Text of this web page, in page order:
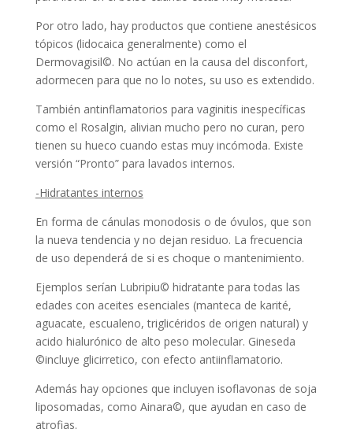
Por otro lado, hay productos que contiene anestésicos
tópicos (lidocaica generalmente) como el
Dermovagisil©. No actúan en la causa del disconfort,
adormecen para que no lo notes, su uso es extendido.
También antinflamatorios para vaginitis inespecíficas
como el Rosalgin, alivian mucho pero no curan, pero
tienen su hueco cuando estas muy incómoda. Existe
versión “Pronto” para lavados internos.
-Hidratantes internos
En forma de cánulas monodosis o de óvulos, que son
la nueva tendencia y no dejan residuo. La frecuencia
de uso dependerá de si es choque o mantenimiento.
Ejemplos serían Lubripiu© hidratante para todas las
edades con aceites esenciales (manteca de karité,
aguacate, escualeno, triglicéridos de origen natural) y
acido hialurónico de alto peso molecular. Gineseda
©incluye glicirretico, con efecto antiinflamatorio.
Además hay opciones que incluyen isoflavonas de soja
liposomadas, como Ainara©, que ayudan en caso de
atrofias.